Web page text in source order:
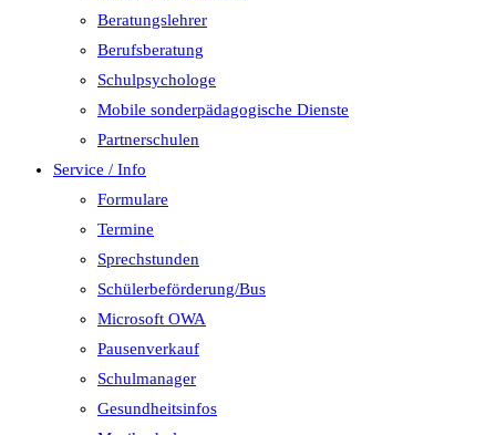
Beratungslehrer
Berufsberatung
Schulpsychologe
Mobile sonderpädagogische Dienste
Partnerschulen
Service / Info
Formulare
Termine
Sprechstunden
Schülerbeförderung/Bus
Microsoft OWA
Pausenverkauf
Schulmanager
Gesundheitsinfos